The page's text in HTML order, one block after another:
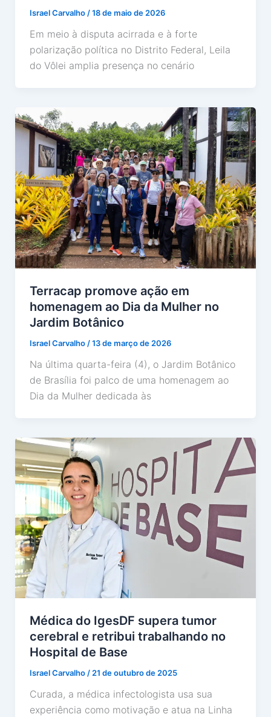
Israel Carvalho /18 de maio de 2026
Em meio à disputa acirrada e à forte
polarização política no Distrito Federal, Leila
do Vôlei amplia presença no cenário
Terracap promove ação em
homenagem ao Dia da Mulher no
Jardim Botânico
Israel Carvalho /13 de março de 2026
Na última quarta-feira (4), o Jardim Botânico
de Brasília foi palco de uma homenagem ao
Dia da Mulher dedicada às
Médica do IgesDF supera tumor
cerebral e retribui trabalhando no
Hospital de Base
Israel Carvalho/21 de outubro de 2025
Curada, a médica infectologista usa sua
experiência como motivação e atua na Linha